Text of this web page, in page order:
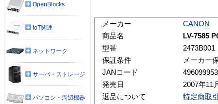
メーカー
CANON
商品名
LV-7585
型番
2473B001
保証条件
メーカー
JANコード
発売日
2007年11
返品について
特定商取
OpenBlocks
IoT関連
ネットワーク
サーバ・ストレージ
パソコン・周辺機器